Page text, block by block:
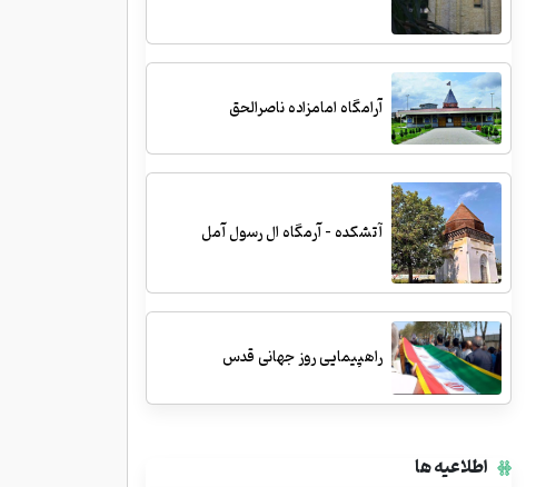
آرامگاه امامزاده ناصرالحق
آتشکده - آرمگاه ال رسول آمل
راهپیمایی روز جهانی قدس
اطلاعیه ها